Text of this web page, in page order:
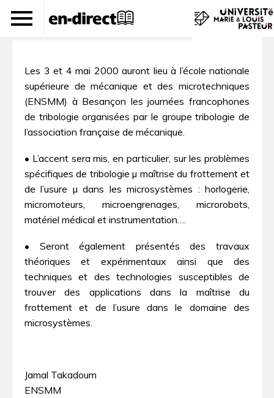
Tribologie et microsystèmes
Les 3 et 4 mai 2000 auront lieu à l’école nationale
supérieure de mécanique et des microtechniques
(ENSMM) à Besançon les journées francophones
de tribologie organisées par le groupe tribologie de
l’association française de mécanique.
• L’accent sera mis, en particulier, sur les problèmes
spécifiques de tribologie µ maîtrise du frottement et
de l’usure µ dans les microsystèmes : horlogerie,
micromoteurs, microengrenages, microrobots,
matériel médical et instrumentation….
• Seront également présentés des travaux
théoriques et expérimentaux ainsi que des
techniques et des technologies susceptibles de
trouver des applications dans la maîtrise du
frottement et de l’usure dans le domaine des
microsystèmes.
Jamal Takadoum
ENSMM